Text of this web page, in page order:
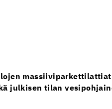
julkisen tilan